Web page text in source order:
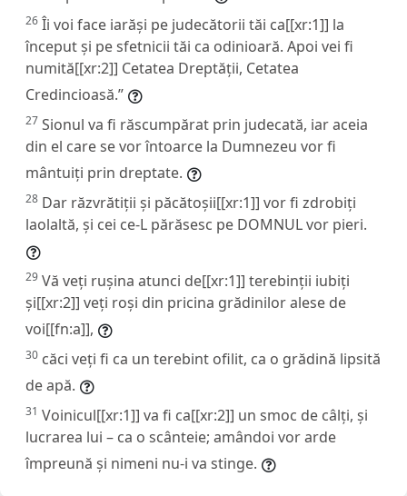
26 Îi voi face iarăși pe judecătorii tăi ca[[xr:1]] la
început și pe sfetnicii tăi ca odinioară. Apoi vei fi
numită[[xr:2]] Cetatea Dreptății, Cetatea
Credincioasă.”
27 Sionul va fi răscumpărat prin judecată, iar aceia
din el care se vor întoarce la Dumnezeu vor fi
mântuiți prin dreptate.
28 Dar răzvrătiții și păcătoșii[[xr:1]] vor fi zdrobiți
laolaltă, și cei ce-L părăsesc pe DOMNUL vor pieri.
29 Vă veți rușina atunci de[[xr:1]] terebinții iubiți
și[[xr:2]] veți roși din pricina grădinilor alese de
voi[[fn:a]],
30 căci veți fi ca un terebint ofilit, ca o grădină lipsită
de apă.
31 Voinicul[[xr:1]] va fi ca[[xr:2]] un smoc de câlți, și
lucrarea lui – ca o scânteie; amândoi vor arde
împreună și nimeni nu-i va stinge.